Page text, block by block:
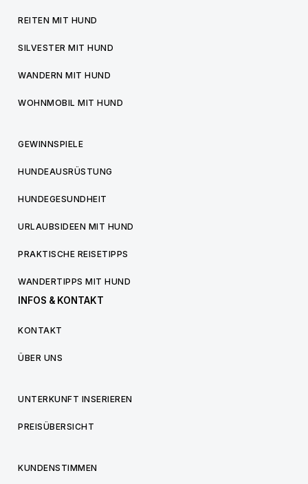
REITEN MIT HUND
SILVESTER MIT HUND
WANDERN MIT HUND
WOHNMOBIL MIT HUND
GEWINNSPIELE
HUNDEAUSRÜSTUNG
HUNDEGESUNDHEIT
URLAUBSIDEEN MIT HUND
PRAKTISCHE REISETIPPS
WANDERTIPPS MIT HUND
INFOS & KONTAKT
KONTAKT
ÜBER UNS
UNTERKUNFT INSERIEREN
PREISÜBERSICHT
KUNDENSTIMMEN